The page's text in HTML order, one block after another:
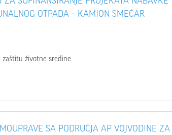
OTPADA – KAMION SMEĆAR
zaštitu životne sredine
SA PODRUČJA AP VOJVODINE ZA